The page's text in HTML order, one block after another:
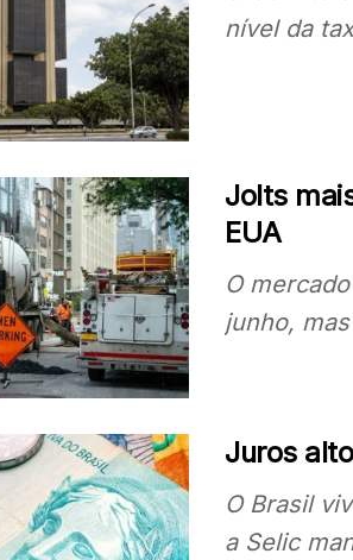
nível da
Jolts
EUA
O
junho,
Juros
O Brasil
a Selic